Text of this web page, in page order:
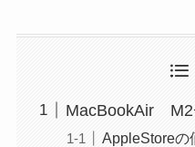
MacBookAir M2
AppleStoreの